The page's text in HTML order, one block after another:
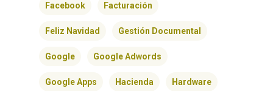
Facebook Facturación
Feliz Navidad Gestión Documental
Google Google Adwords
Google Apps Hacienda Hardware